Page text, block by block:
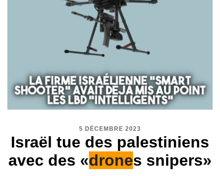
5 DÉCEMBRE 2023
Israël tue des palestiniens
avec des «drones snipers»